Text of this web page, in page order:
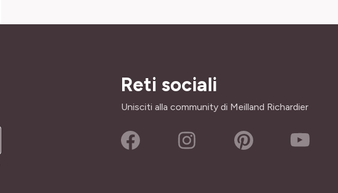
Reti sociali
Unisciti alla community di Meilland Richardier